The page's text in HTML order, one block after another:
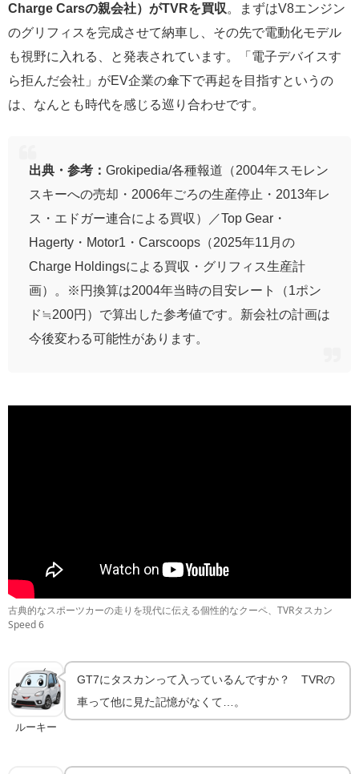
Charge Carsの親会社）がTVRを買収
。まずはV8エンジン
のグリフィスを完成させて納車し、その先で電動化モデル
も視野に入れる、と発表されています。「電子デバイスす
ら拒んだ会社」がEV企業の傘下で再起を目指すというの
は、なんとも時代を感じる巡り合わせです。
出典・参考： Grokipedia/各種報道（2004年スモレン
スキーへの売却・2006年ごろの生産停止・2013年レ
ス・エドガー連合による買収）／Top Gear・
Hagerty・Motor1・Carscoops（2025年11月の
Charge Holdingsによる買収・グリフィス生産計
画）。※円換算は2004年当時の目安レート（1ポン
ド≒200円）で算出した参考値です。新会社の計画は
今後変わる可能性があります。
グランツーリスモ7のタスカン｜GT7で唯一のTVR
古典的なスポーツカーの走りを現代に伝える個性的なクーペ、TVRタスカン
Speed 6
ルーキー
GT7にタスカンって入っているんですか？ TVRの
車って他に見た記憶がなくて…。